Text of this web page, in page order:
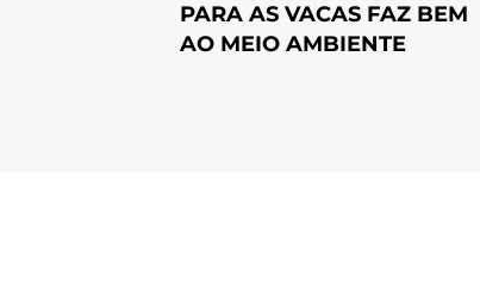
PARA AS VACAS FAZ BEM
AO MEIO AMBIENTE